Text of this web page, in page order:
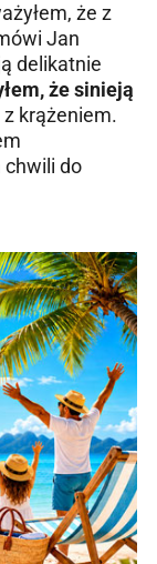
że z
Jan
delikatnie
że sinieją
z krążeniem.
chwili do